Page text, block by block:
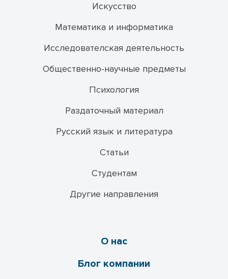
Искусство
Математика и информатика
Исследователская деятельность
Общественно-научные предметы
Психология
Раздаточный материал
Русский язык и литература
Статьи
Студентам
Другие направления
О нас
Блог компании